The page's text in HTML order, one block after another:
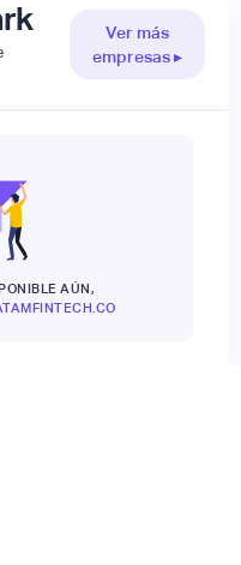
Ver más
empresas ▸
AÚN,